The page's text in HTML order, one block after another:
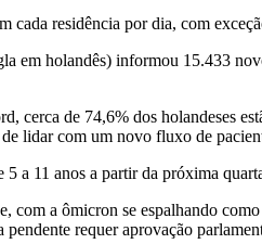
residência por dia, com
holandês) informou 15.433
de 74,6% dos holandeses
lidar com um novo fluxo de
a 11 anos a partir da próxima
com a ômicron se espalhando
requer aprovação